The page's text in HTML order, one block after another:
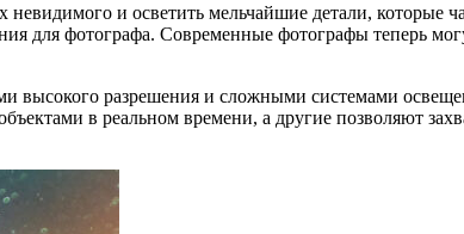
и осветить мельчайшие детали, которые
для фотографа. Современные фотографы теперь
высокого разрешения и сложными системами
в реальном времени, а другие позволяют